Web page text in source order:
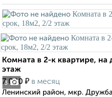
3
Комната в 2-к квартире, на
этаж
7 000 ₽ в месяц
Ленинский район, мкр.